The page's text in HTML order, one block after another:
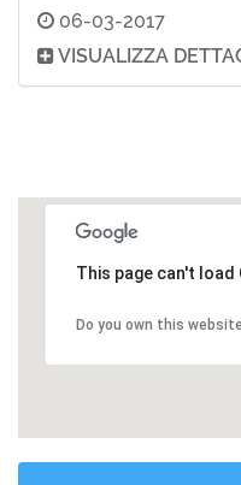
06-03-2017
VISUALIZZA
This page can't
Do you own this